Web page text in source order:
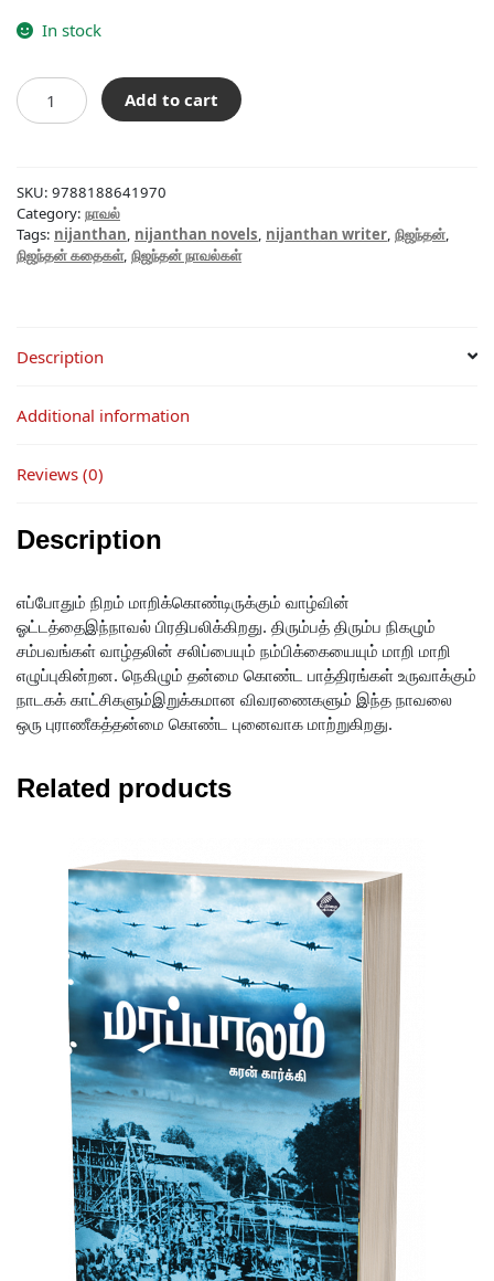
In stock
மேகமூட்டம்
quantity
Add to cart
SKU: 9788188641970
Category: நாவல்
Tags: nijanthan, nijanthan novels, nijanthan writer, நிஜந்தன்,
நிஜந்தன் கதைகள், நிஜந்தன் நாவல்கள்
Description
Additional information
Reviews (0)
Description
எப்போதும் நிறம் மாறிக்கொண்டிருக்கும் வாழ்வின்
ஓட்டத்தைஇந்நாவல் பிரதிபலிக்கிறது. திரும்பத் திரும்ப நிகழும்
சம்பவங்கள் வாழ்தலின் சலிப்பையும் நம்பிக்கையையும் மாறி மாறி
எழுப்புகின்றன. நெகிழும் தன்மை கொண்ட பாத்திரங்கள் உருவாக்கும்
நாடகக் காட்சிகளும்இறுக்கமான விவரணைகளும் இந்த நாவலை
ஒரு புராணீகத்தன்மை கொண்ட புனைவாக மாற்றுகிறது.
Related products